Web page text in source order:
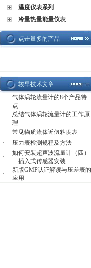
温度仪表系列
冷量热量能量仪表
点击量多的产品
·
较早技术文章
·
气体涡轮流量计的8个产品特
点
·
总结气体涡轮流量计的工作原
理
·
常见物质流体近似粘度表
·
压力表检测规程及方法
·
如何安装超声波流量计（四）
—插入式传感器安装
·
新版GMP认证解读与压差表的
应用